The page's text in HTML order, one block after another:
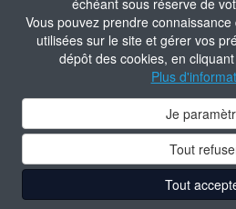
échéant sous réserve de
Vous pouvez prendre
utilisées sur le site et gérer vos
dépôt des cookies, en
Plus
Je
Tout
Tout